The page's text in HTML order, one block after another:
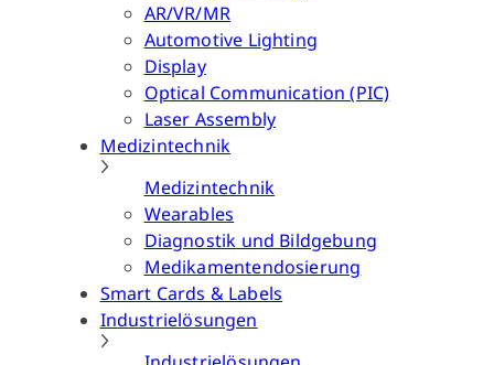
AR/VR/MR
Automotive Lighting
Display
Optical Communication (PIC)
Laser Assembly
Medizintechnik
Medizintechnik
Wearables
Diagnostik und Bildgebung
Medikamentendosierung
Smart Cards & Labels
Industrielösungen